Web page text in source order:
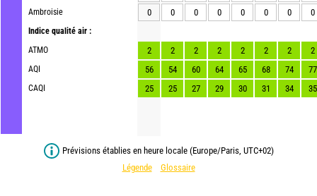
Ambroisie
Indice qualité air :
ATMO
AQI
CAQI
0
0 0 0 0 0 0 0
2 2 2 2 2 2 2
2
56
54 60 64 65 68 74
77
25
25 27 29 30 31 34 35
Prévisions établies en heure locale (Europe/Paris, UTC+02)
Légende
Glossaire